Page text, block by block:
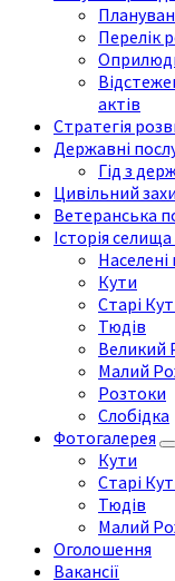
Перелік
актів
Стратегія
Державні
Гід з
Цивільний
Ветеранська
Історія селища
Населені
Кути
Старі
Тюдів
Великий
Малий
Розтоки
Слобідка
Фотогалерея
Кути
Старі
Тюдів
Малий
Оголошення
Вакансії